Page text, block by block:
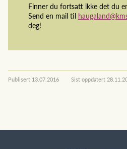
Finner du fortsatt ikke det du
Send en mail til
deg!
Publisert 13.07.2016 Sist oppdatert